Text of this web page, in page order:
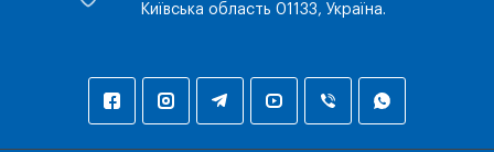
Київська область 01133, Україна.